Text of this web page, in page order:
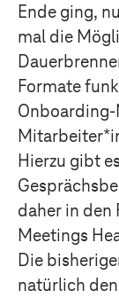
Endeging,
mal die
Formate
Hierzu gibt
daherin den
Meetings
Die
natürlich